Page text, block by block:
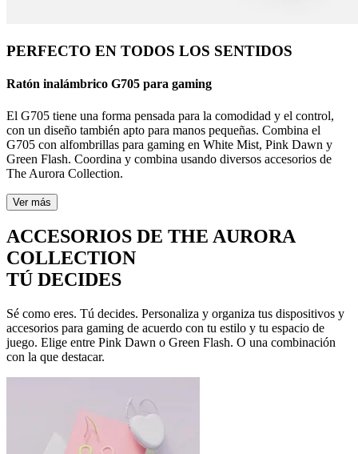
PERFECTO EN TODOS LOS SENTIDOS
Ratón inalámbrico G705 para gaming
El G705 tiene una forma pensada para la comodidad y el control,
con un diseño también apto para manos pequeñas. Combina el
G705 con alfombrillas para gaming en White Mist, Pink Dawn y
Green Flash. Coordina y combina usando diversos accesorios de
The Aurora Collection.
Ver más
ACCESORIOS DE THE AURORA
COLLECTION
TÚ DECIDES
Sé como eres. Tú decides. Personaliza y organiza tus dispositivos y
accesorios para gaming de acuerdo con tu estilo y tu espacio de
juego. Elige entre Pink Dawn o Green Flash. O una combinación
con la que destacar.